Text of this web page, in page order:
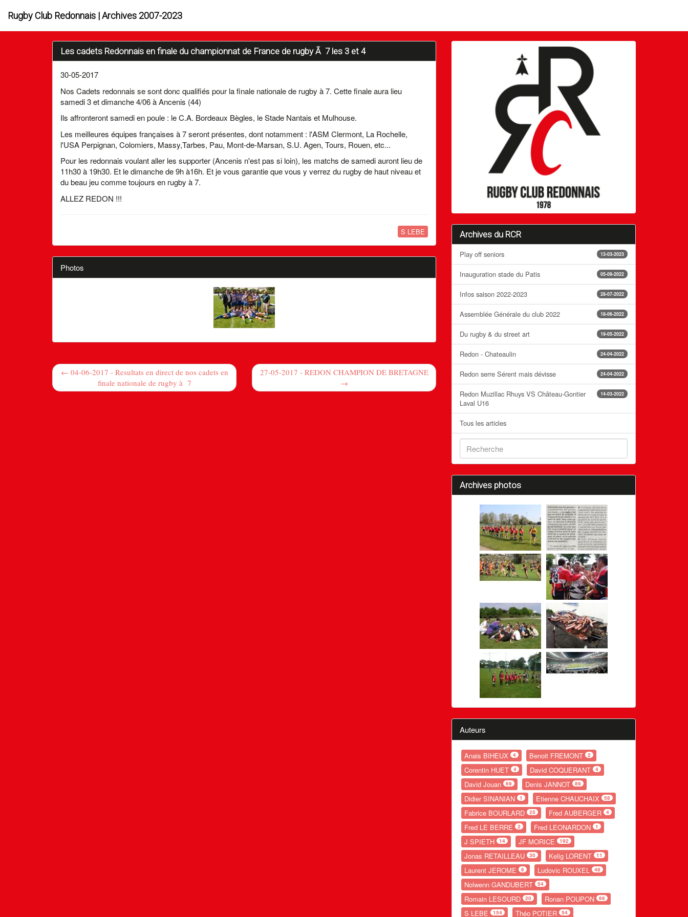
Rugby Club Redonnais | Archives 2007-2023
Les cadets Redonnais en finale du championnat de France de rugby Ã 7 les 3 et 4
30-05-2017
Nos Cadets redonnais se sont donc qualifiés pour la finale nationale de rugby à 7. Cette finale aura lieu
samedi 3 et dimanche 4/06 à Ancenis (44)
Ils affronteront samedi en poule : le C.A. Bordeaux Bègles, le Stade Nantais et Mulhouse.
Les meilleures équipes françaises à 7 seront présentes, dont notamment : l'ASM Clermont, La Rochelle,
l'USA Perpignan, Colomiers, Massy,Tarbes, Pau, Mont-de-Marsan, S.U. Agen, Tours, Rouen, etc...
Pour les redonnais voulant aller les supporter (Ancenis n'est pas si loin), les matchs de samedi auront lieu de
11h30 à 19h30. Et le dimanche de 9h à16h. Et je vous garantie que vous y verrez du rugby de haut niveau et
du beau jeu comme toujours en rugby à 7.
ALLEZ REDON !!!
S LEBE
Photos
← 04-06-2017 - Resultats en direct de nos cadets en
finale nationale de rugby à 7
27-05-2017 - REDON CHAMPION DE BRETAGNE
→
Archives du RCR
13-03-2023
Play off seniors
05-09-2022
Inauguration stade du Patis
28-07-2022
Infos saison 2022-2023
18-06-2022
Assemblée Générale du club 2022
19-05-2022
Du rugby & du street art
24-04-2022
Redon - Chateaulin
24-04-2022
Redon serre Sérent mais dévisse
14-03-2022
Redon Muzillac Rhuys VS Château-Gontier
Laval U16
Tous les articles
Archives photos
Auteurs
Anais BIHEUX 4 Benoit FREMONT 2
Corentin HUET 4 David COQUERANT 4
David Jouan 69 Denis JANNOT 89
Didier SINANIAN 1 Etienne CHAUCHAIX 58
Fabrice BOURLARD 25 Fred AUBERGER 4
Fred LE BERRE 2 Fred LEONARDON 1
J SPIETH 14 JF MORICE 192
Jonas RETAILLEAU 30 Kelig LORENT 11
Laurent JEROME 6 Ludovic ROUXEL 48
Nolwenn GANDUBERT 54
Romain LESOURD 20 Ronan POUPON 66
S LEBE 154 Théo POTIER 54